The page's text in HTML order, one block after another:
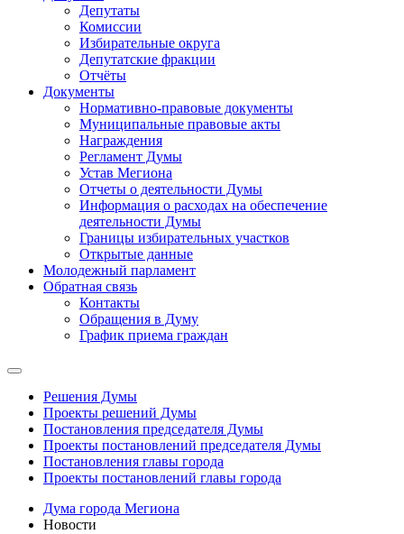
Депутаты
Комиссии
Избирательные округа
Депутатские фракции
Отчёты
Документы
Нормативно-правовые документы
Муниципальные правовые акты
Награждения
Регламент Думы
Устав Мегиона
Отчеты о деятельности Думы
Информация о расходах на обеспечение
деятельности Думы
Границы избирательных участков
Открытые данные
Молодежный парламент
Обратная связь
Контакты
Обращения в Думу
График приема граждан
Решения Думы
Проекты решений Думы
Постановления председателя Думы
Проекты постановлений председателя Думы
Постановления главы города
Проекты постановлений главы города
Дума города Мегиона
Новости